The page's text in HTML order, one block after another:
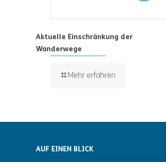
Aktuelle Einschränkung der
Wanderwege
Mehr erfahren
AUF EINEN BLICK